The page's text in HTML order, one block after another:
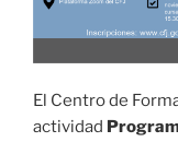
El Centro de
actividad